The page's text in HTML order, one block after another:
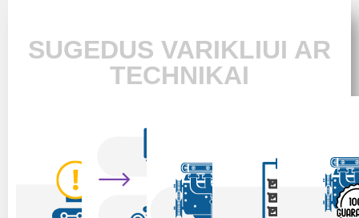
SUGEDUS VARIKLIUI AR
TECHNIKAI